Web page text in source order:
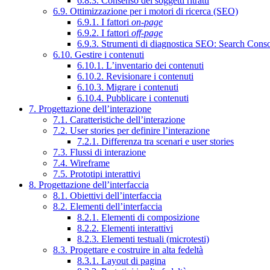
6.9. Ottimizzazione per i motori di ricerca (SEO)
6.9.1. I fattori on-page
6.9.2. I fattori off-page
6.9.3. Strumenti di diagnostica SEO: Search
6.10. Gestire i contenuti
6.10.1. L’inventario dei contenuti
6.10.2. Revisionare i contenuti
6.10.3. Migrare i contenuti
6.10.4. Pubblicare i contenuti
7. Progettazione dell’interazione
7.1. Caratteristiche dell’interazione
7.2. User stories per definire l’interazione
7.2.1. Differenza tra scenari e user stories
7.3. Flussi di interazione
7.4. Wireframe
7.5. Prototipi interattivi
8. Progettazione dell’interfaccia
8.1. Obiettivi dell’interfaccia
8.2. Elementi dell’interfaccia
8.2.1. Elementi di composizione
8.2.2. Elementi interattivi
8.2.3. Elementi testuali (microtesti)
8.3. Progettare e costruire in alta fedeltà
8.3.1. Layout di pagina